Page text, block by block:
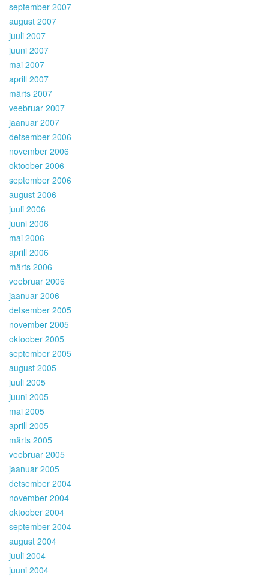
september 2007
august 2007
juuli 2007
juuni 2007
mai 2007
aprill 2007
märts 2007
veebruar 2007
jaanuar 2007
detsember 2006
november 2006
oktoober 2006
september 2006
august 2006
juuli 2006
juuni 2006
mai 2006
aprill 2006
märts 2006
veebruar 2006
jaanuar 2006
detsember 2005
november 2005
oktoober 2005
september 2005
august 2005
juuli 2005
juuni 2005
mai 2005
aprill 2005
märts 2005
veebruar 2005
jaanuar 2005
detsember 2004
november 2004
oktoober 2004
september 2004
august 2004
juuli 2004
juuni 2004